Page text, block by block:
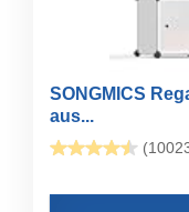
SONGMICS
aus...